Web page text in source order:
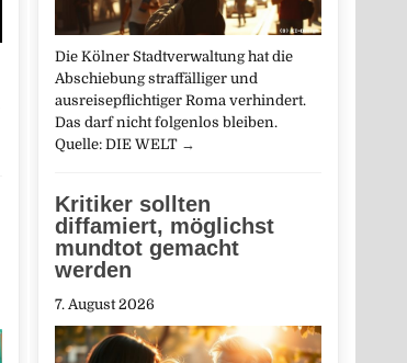
Die Kölner Stadtverwaltung hat die
Abschiebung straffälliger und
ausreisepflichtiger Roma verhindert.
Das darf nicht folgenlos bleiben.
Quelle: DIE WELT →
Kritiker sollten
diffamiert, möglichst
mundtot gemacht
werden
7. August 2026